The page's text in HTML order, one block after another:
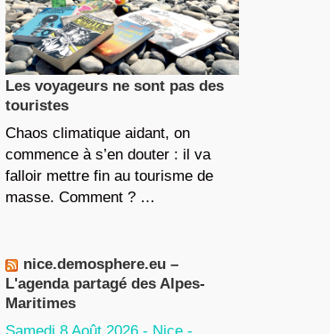
Les voyageurs ne sont pas des
touristes
Chaos climatique aidant, on
commence à s’en douter : il va
falloir mettre fin au tourisme de
masse. Comment ? …
nice.demosphere.eu –
L'agenda partagé des Alpes-
Maritimes